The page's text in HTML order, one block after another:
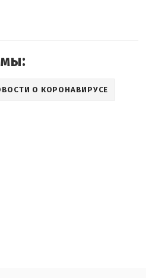
О КОРОНАВИРУСЕ